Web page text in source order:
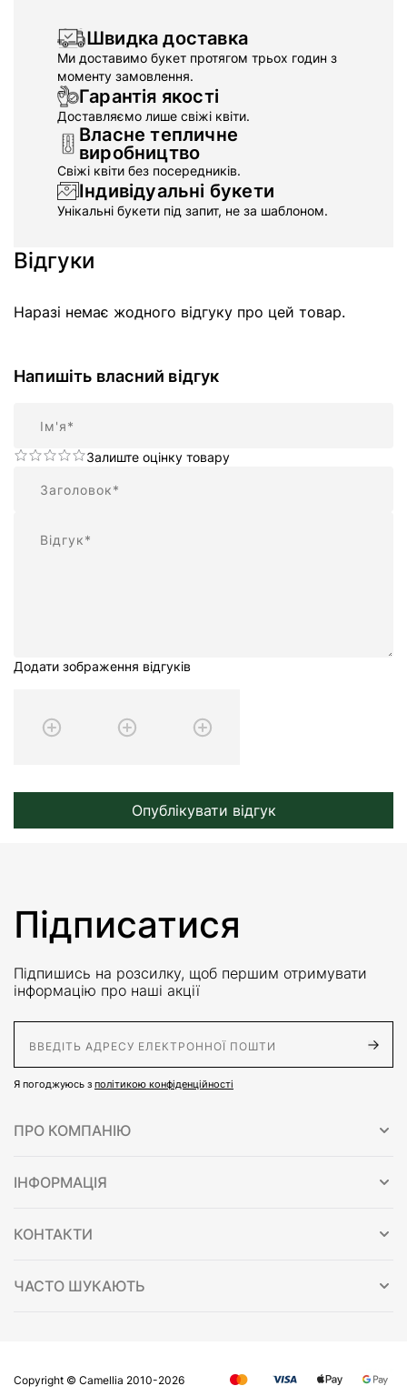
Швидка доставка
Ми доставимо букет протягом трьох годин з
моменту замовлення.
Гарантія якості
Доставляємо лише свіжі квіти.
Власне тепличне
виробництво
Свіжі квіти без посередників.
Індивідуальні букети
Унікальні букети під запит, не за шаблоном.
Відгуки
Наразі немає жодного відгуку про цей товар.
Напишіть власний відгук
Залиште оцінку товару
Додати зображення відгуків
Опублікувати відгук
Підписатися
Підпишись на розсилку, щоб першим отримувати
інформацію про наші акції
Я погоджуюсь з політикою конфіденційності
ПРО КОМПАНІЮ
ІНФОРМАЦІЯ
КОНТАКТИ
ЧАСТО ШУКАЮТЬ
Copyright © Сamellia 2010-2026